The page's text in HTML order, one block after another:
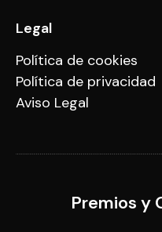
Legal
Política de cookies
Política de privacidad
Aviso Legal
Premios y